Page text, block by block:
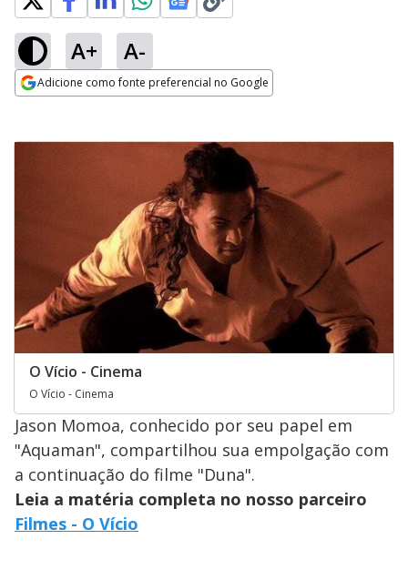
A+ A-
Adicione como fonte preferencial no Google
O Vício - Cinema
O Vício - Cinema
Jason Momoa, conhecido por seu papel em
"Aquaman", compartilhou sua empolgação com
a continuação do filme "Duna".
Leia a matéria completa no nosso parceiro
Filmes - O Vício